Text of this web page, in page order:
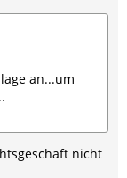
an...um
nicht